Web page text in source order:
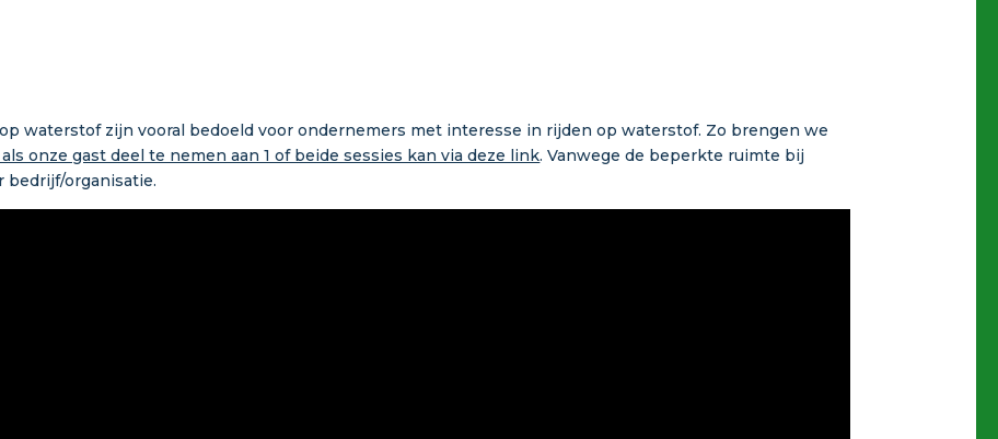
waterstof zijn vooral bedoeld voor ondernemers met interesse in rijden op waterstof. Zo brengen we
onze gast deel te nemen aan 1 of beide sessies kan via deze link. Vanwege de beperkte ruimte bij
bedrijf/organisatie.